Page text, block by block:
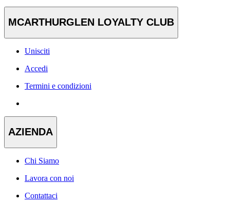
MCARTHURGLEN LOYALTY CLUB
Unisciti
Accedi
Termini e condizioni
AZIENDA
Chi Siamo
Lavora con noi
Contattaci